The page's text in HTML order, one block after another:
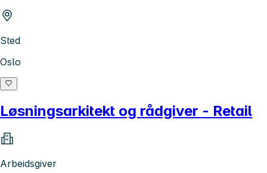
Sted
Oslo
Løsningsarkitekt og rådgiver - Retail
Arbeidsgiver